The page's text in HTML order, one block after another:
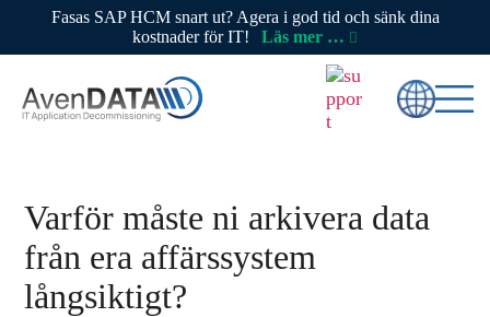
Fasas SAP HCM snart ut? Agera i god tid och sänk dina
kostnader för IT!
Läs mer …
Varför måste ni arkivera data
från era affärssystem
långsiktigt?